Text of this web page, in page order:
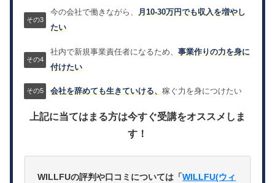
今の会社で働きながら、
月10-30万円でも収入を増やし
たい
社内で新規事業責任者になるため、事業作りの力を身に
付けたい
会社を辞めても生きていける、稼ぐ力を身につけたい
上記に当てはまる方は今すぐ受講をオススメしま
す！
WILLFUの評判や口コミについては「WILLFU(ウィ